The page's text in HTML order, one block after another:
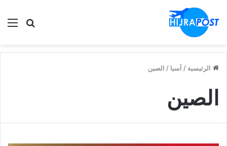
ابحث
الرئيسية / آسيا / الصين
الصين